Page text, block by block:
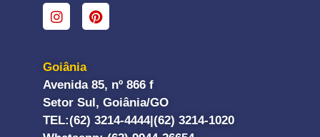
Goiânia
Avenida 85, nº 866 f
Setor Sul, Goiânia/GO
TEL:(62) 3214-4444| (62) 3214-1020